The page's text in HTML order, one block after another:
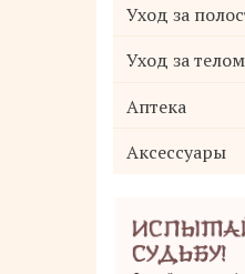
Уход за
Уход за телом
Аптека
Аксессуары